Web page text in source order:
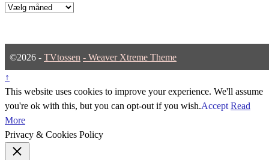
Arkiver
©2026 - TVtossen - Weaver Xtreme Theme
↑
This website uses cookies to improve your experience. We'll assume
you're ok with this, but you can opt-out if you wish.Accept Read
More
Privacy & Cookies Policy